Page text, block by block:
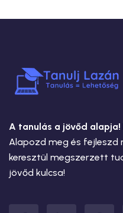
A tanulás a jövőd alapja!
Alapozd meg és
keresztül megszerzett
jövőd kulcsa!